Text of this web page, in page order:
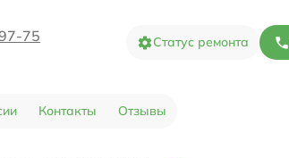
75 Статус ремонта
Контакты Отзывы